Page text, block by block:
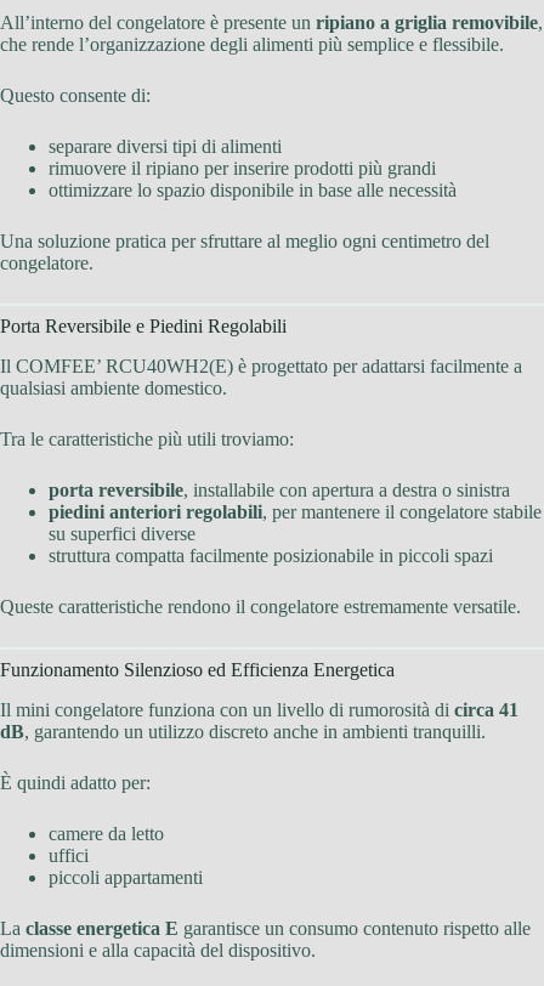
All’interno del congelatore è presente un ripiano a griglia removibile,
che rende l’organizzazione degli alimenti più semplice e flessibile.
Questo consente di:
separare diversi tipi di alimenti
rimuovere il ripiano per inserire prodotti più grandi
ottimizzare lo spazio disponibile in base alle necessità
Una soluzione pratica per sfruttare al meglio ogni centimetro del
congelatore.
Porta Reversibile e Piedini Regolabili
Il COMFEE’ RCU40WH2(E) è progettato per adattarsi facilmente a
qualsiasi ambiente domestico.
Tra le caratteristiche più utili troviamo:
porta reversibile, installabile con apertura a destra o sinistra
piedini anteriori regolabili, per mantenere il congelatore stabile
su superfici diverse
struttura compatta facilmente posizionabile in piccoli spazi
Queste caratteristiche rendono il congelatore estremamente versatile.
Funzionamento Silenzioso ed Efficienza Energetica
Il mini congelatore funziona con un livello di rumorosità di circa 41
dB, garantendo un utilizzo discreto anche in ambienti tranquilli.
È quindi adatto per:
camere da letto
uffici
piccoli appartamenti
La classe energetica E garantisce un consumo contenuto rispetto alle
dimensioni e alla capacità del dispositivo.